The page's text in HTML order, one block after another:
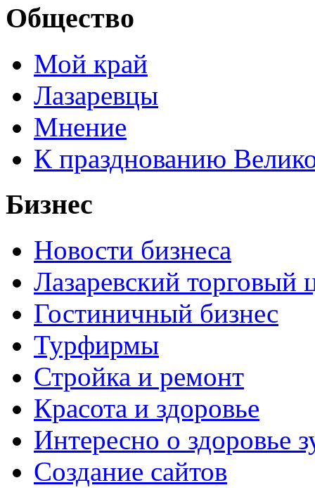
Общество
Мой край
Лазаревцы
Мнение
К празднованию
Бизнес
Новости бизнеса
Лазаревский торговый
Гостиничный бизнес
Турфирмы
Стройка и ремонт
Красота и здоровье
Интересно о здоровье
Создание сайтов